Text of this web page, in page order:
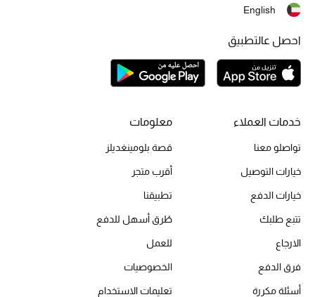
تسوقوا للنساء
الحقائب
دليل ملتزمات الحقائب
حقائب رجالية
حقائب الأطفال
أبرز المصممين
خدمات العملاء
تواصلو معنا
خيارات التوصيل
خيارات الدفع
تتبع طلبك
الارجاع
فرق الدفع
أسئلة مكررة
معلومات
قصة بلومينغديلز
أقرب متجر
تطبيقنا
طُرق أسهل للدفع
للعمل
الخصوصيات
تعليمات الاستخدام
English
احصل عالتطبيق